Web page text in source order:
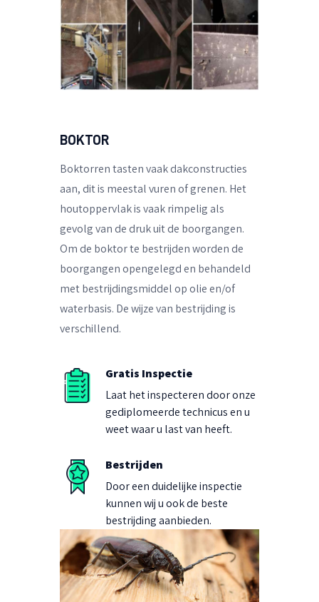
BOKTOR
Boktorren tasten vaak dakconstructies
aan, dit is meestal vuren of grenen. Het
houtoppervlak is vaak rimpelig als
gevolg van de druk uit de boorgangen.
Om de boktor te bestrijden worden de
boorgangen opengelegd en behandeld
met bestrijdingsmiddel op olie en/of
waterbasis. De wijze van bestrijding is
verschillend.
Gratis Inspectie
Laat het inspecteren door onze
gediplomeerde technicus en u
weet waar u last van heeft.
Bestrijden
Door een duidelijke inspectie
kunnen wij u ook de beste
bestrijding aanbieden.